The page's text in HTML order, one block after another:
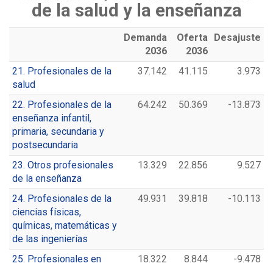
de la salud y la enseñanza
Demanda
2036
Oferta
2036
Desajuste
21. Profesionales de la
salud
37.142 41.115 3.973
22. Profesionales de la
enseñanza infantil,
primaria, secundaria y
postsecundaria
64.242 50.369 -13.873
23. Otros profesionales
de la enseñanza
13.329 22.856 9.527
24. Profesionales de la
ciencias físicas,
químicas, matemáticas y
de las ingenierías
49.931 39.818 -10.113
25. Profesionales en
18.322 8.844 -9.478